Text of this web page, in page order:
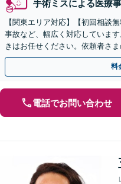
手術ミスによる医療
【関東エリア対応】【初回相談
事故など、幅広く対応していま
きはお任せください。依頼者さ
結果が得られるように尽力いた
料
電話でお問い合わせ